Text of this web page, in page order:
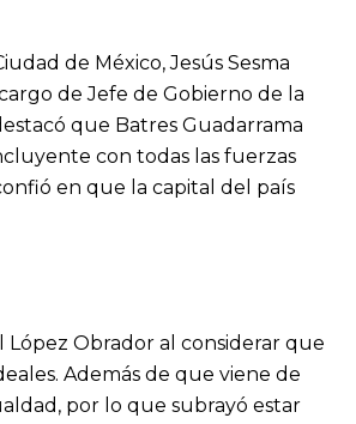
de México, Jesús Sesma
de Jefe de Gobierno de la
que Batres Guadarrama
con todas las fuerzas
en que la capital del país
Obrador al considerar que
Además de que viene de
por lo que subrayó estar